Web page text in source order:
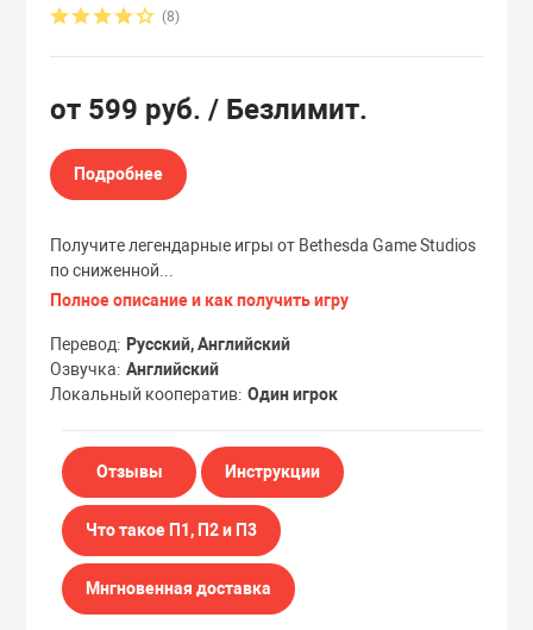
(8)
от 599 руб./ Безлимит.
Подробнее
Получите легендарные игры от Bethesda Game Studios
по сниженной...
Полное описание и как получить игру
Перевод
Русский, Английский
Озвучка Английский
Локальный кооператив Один игрок
Отзывы Инструкции
Что такое П1, П2 и П3
Мнгновенная доставка